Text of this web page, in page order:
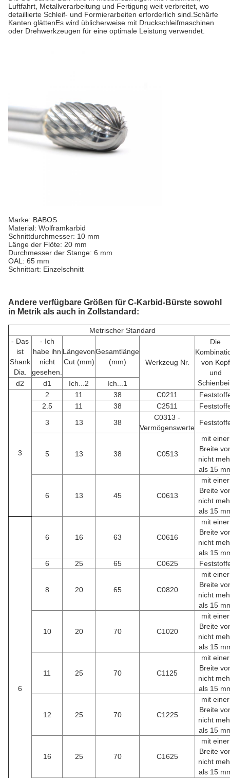
Luftfahrt, Metallverarbeitung und Fertigung weit verbreitet, wo
detaillierte Schleif- und Formierarbeiten erforderlich sind.Schärfe
Kanten glättenEs wird üblicherweise mit Druckschleifmaschinen
oder Drehwerkzeugen für eine optimale Leistung verwendet.
Marke: BABOS
Material: Wolframkarbid
Schnittdurchmesser: 10 mm
Länge der Flöte: 20 mm
Durchmesser der Stange: 6 mm
OAL: 65 mm
Schnittart: Einzelschnitt
Andere verfügbare Größen für C-Karbid-Bürste sowohl
in Metrik als auch in Zollstandard:
Metrischer Standard
- Das
ist
Shank
Dia.
- Ich
habe ihn
nicht
gesehen.
Längevon
Cut (mm)
Gesamtlänge
(mm)
Werkzeug Nr.
Die
von Kopf
und
d2 d1 Ich... 2 Ich... 1
3
2 11 38 C0211
2.5
11 38 C2511
3
13 38
C0313 -
Vermögenswerte
5 13 38 C0513
mit einer
Breite
nicht
als 15
6 13 45 C0613
mit einer
Breite
nicht
als 15
6
6 16 63 C0616
mit einer
Breite
nicht
als 15
6
25 65 C0625
8 20 65 C0820
mit einer
Breite
nicht
als 15
10 20 70 C1020
mit einer
Breite
nicht
als 15
11 25 70 C1125
mit einer
Breite
nicht
als 15
12 25 70 C1225
mit einer
Breite
nicht
als 15
16 25 70 C1625
mit einer
Breite
nicht
als 15